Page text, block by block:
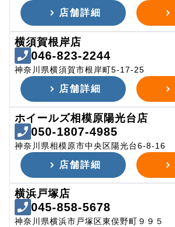
店舗詳細
横須賀根岸店
046-823-2244
神奈川県横須賀市根岸町5-17-25
店舗詳細
ホイールズ相模原陽光台店
050-1807-4985
神奈川県相模原市中央区陽光台6-8-16
店舗詳細
横浜戸塚店
045-858-5678
神奈川県横浜市戸塚区東俣野町９９５